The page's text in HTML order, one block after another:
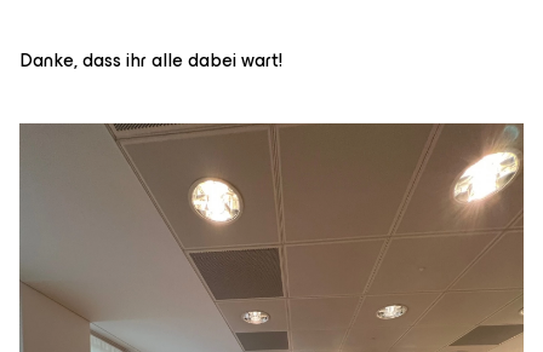
Danke, dass ihr alle dabei wart!